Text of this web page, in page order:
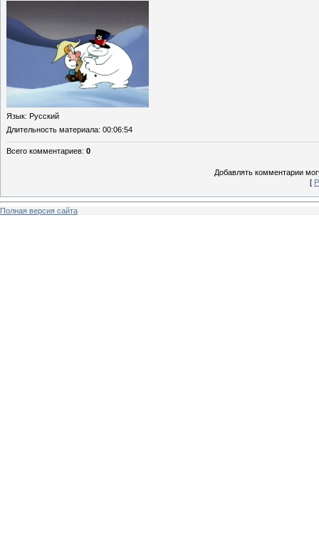
Язык: Русский
Длительность материала: 00:06:54
Всего комментариев: 0
Добавлять комментарии
[
Полная версия сайта